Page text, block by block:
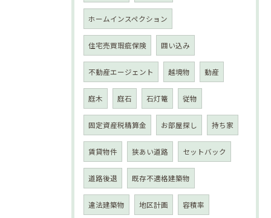
ホームインスペクション
住宅売買瑕疵保険 囲い込み
不動産エージェント 越境物 動産
庭木 庭石 石灯篭 従物
固定資産税精算金 お部屋探し 持ち家
賃貸物件 狭あい道路 セットバック
道路後退 既存不適格建築物
違法建築物 地区計画 容積率